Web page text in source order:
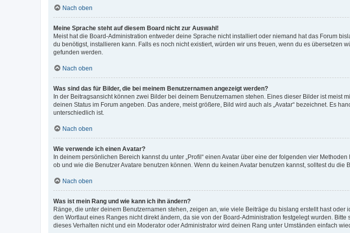
Nach oben
Meine Sprache steht auf diesem Board nicht zur Auswahl!
Meist hat die Board-Administration entweder deine Sprache nicht installiert oder niemand hat das Forum
du benötigst, installieren kann. Falls es noch nicht existiert, würden wir uns freuen, wenn du es übersetzen
gefunden werden.
Nach oben
Was sind das für Bilder, die bei meinem Benutzernamen angezeigt werden?
In der Beitragsansicht können zwei Bilder bei deinem Benutzernamen stehen. Eines dieser Bilder ist meist
deinen Status im Forum angeben. Das andere, meist größere, Bild wird auch als „Avatar“ bezeichnet. Es
unterschiedlich ist.
Nach oben
Wie verwende ich einen Avatar?
In deinem persönlichen Bereich kannst du unter „Profil“ einen Avatar über eine der folgenden vier
ob und wie die Benutzer Avatare benutzen können. Wenn du keinen Avatar benutzen kannst, solltest du die
Nach oben
Was ist mein Rang und wie kann ich ihn ändern?
Ränge, die unter deinem Benutzernamen stehen, zeigen an, wie viele Beiträge du bislang erstellt hast
den Wortlaut eines Ranges nicht direkt ändern, da sie von der Board-Administration festgelegt wurden.
dieses Verhalten nicht und ein Moderator oder Administrator wird deinen Rang unter Umständen einfach